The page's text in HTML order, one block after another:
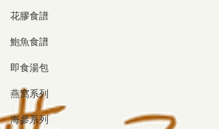
花膠食譜
鮑魚食譜
即食湯包
燕窩系列
海參系列